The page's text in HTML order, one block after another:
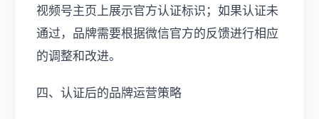
视频号主页上展示官方认证标识；如果认证未
通过，品牌需要根据微信官方的反馈进行相应
的调整和改进。
四、认证后的品牌运营策略